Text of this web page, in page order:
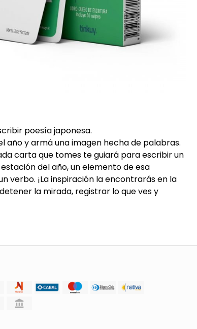
poesía japonesa.
año y armá una imagen hecha de palabras.
carta que tomes te guiará para escribir un
del año, un elemento de esa
verbo. ¡La inspiración la encontrarás en la
la mirada, registrar lo que ves y